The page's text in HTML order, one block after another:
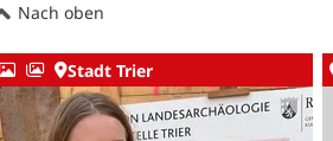
Nach oben
Stadt Trier